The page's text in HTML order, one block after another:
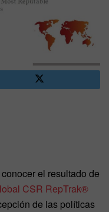
el resultado de
CSR RepTrak®
de las políticas